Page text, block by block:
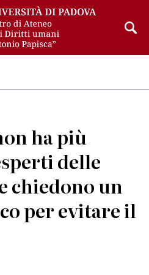
ha più
delle
chiedono un
per evitare il